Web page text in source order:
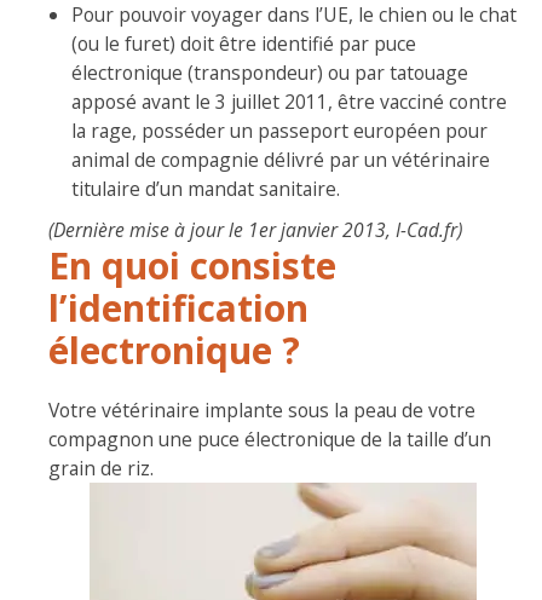
Pour pouvoir voyager dans l’UE, le chien ou le chat
(ou le furet) doit être identifié par puce
électronique (transpondeur) ou par tatouage
apposé avant le 3 juillet 2011, être vacciné contre
la rage, posséder un passeport européen pour
animal de compagnie délivré par un vétérinaire
titulaire d’un mandat sanitaire.
(Dernière mise à jour le 1er janvier 2013, I-Cad.fr)
En quoi consiste
l’identification
électronique ?
Votre vétérinaire implante sous la peau de votre
compagnon une puce électronique de la taille d’un
grain de riz.